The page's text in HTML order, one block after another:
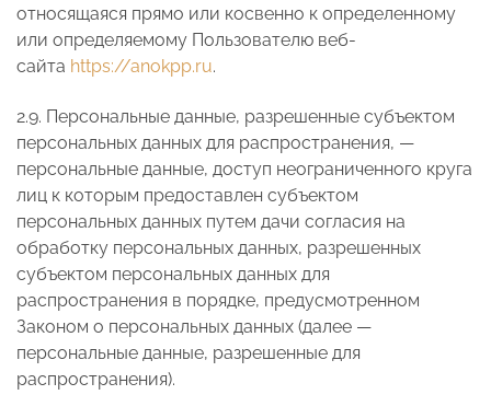
относящаяся прямо или косвенно к определенному
или определяемому Пользователю веб-
сайта https://anokpp.ru.
2.9. Персональные данные, разрешенные субъектом
персональных данных для распространения, —
персональные данные, доступ неограниченного круга
лиц к которым предоставлен субъектом
персональных данных путем дачи согласия на
обработку персональных данных, разрешенных
субъектом персональных данных для
распространения в порядке, предусмотренном
Законом о персональных данных (далее —
персональные данные, разрешенные для
распространения).